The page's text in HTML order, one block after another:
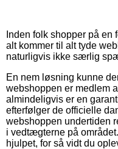
Inden folk shopper på en
alt kommer til alt tyde
naturligvis ikke særlig
En nem løsning kunne
webshoppen er medlem
almindeligvis er en
efterfølger de officielle
webshoppen undertiden
i vedtægterne på
hjulpet, for så vidt du